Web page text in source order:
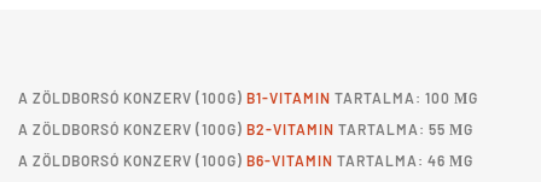
A ZÖLDBORSÓ KONZERV (100G) B1-VITAMIN TARTALMA: 100 ΜG
A ZÖLDBORSÓ KONZERV (100G) B2-VITAMIN TARTALMA: 55 ΜG
A ZÖLDBORSÓ KONZERV (100G) B6-VITAMIN TARTALMA: 46 ΜG